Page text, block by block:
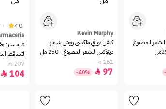
الشعر المصبوغ
Kevin Murphy
كيفن مورفي ماكسي ووش شامبو
ديتوكس للشعر المصبوغ - 250 مل
161

97

-40%
4.0
(1)
فارماسيرز
لتساقط
207

104
